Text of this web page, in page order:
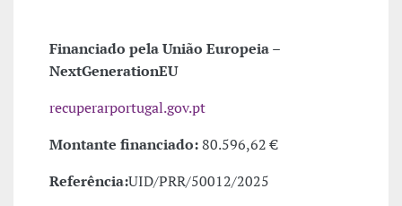
Financiado pela União Europeia –
NextGenerationEU
recuperarportugal.gov.pt
Montante financiado:80.596,62 €
Referência:UID/PRR/50012/2025